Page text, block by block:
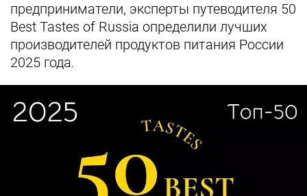
предприниматели, эксперты путеводителя 50
Best Tastes of Russia определили лучших
производителей продуктов питания России
2025 года.